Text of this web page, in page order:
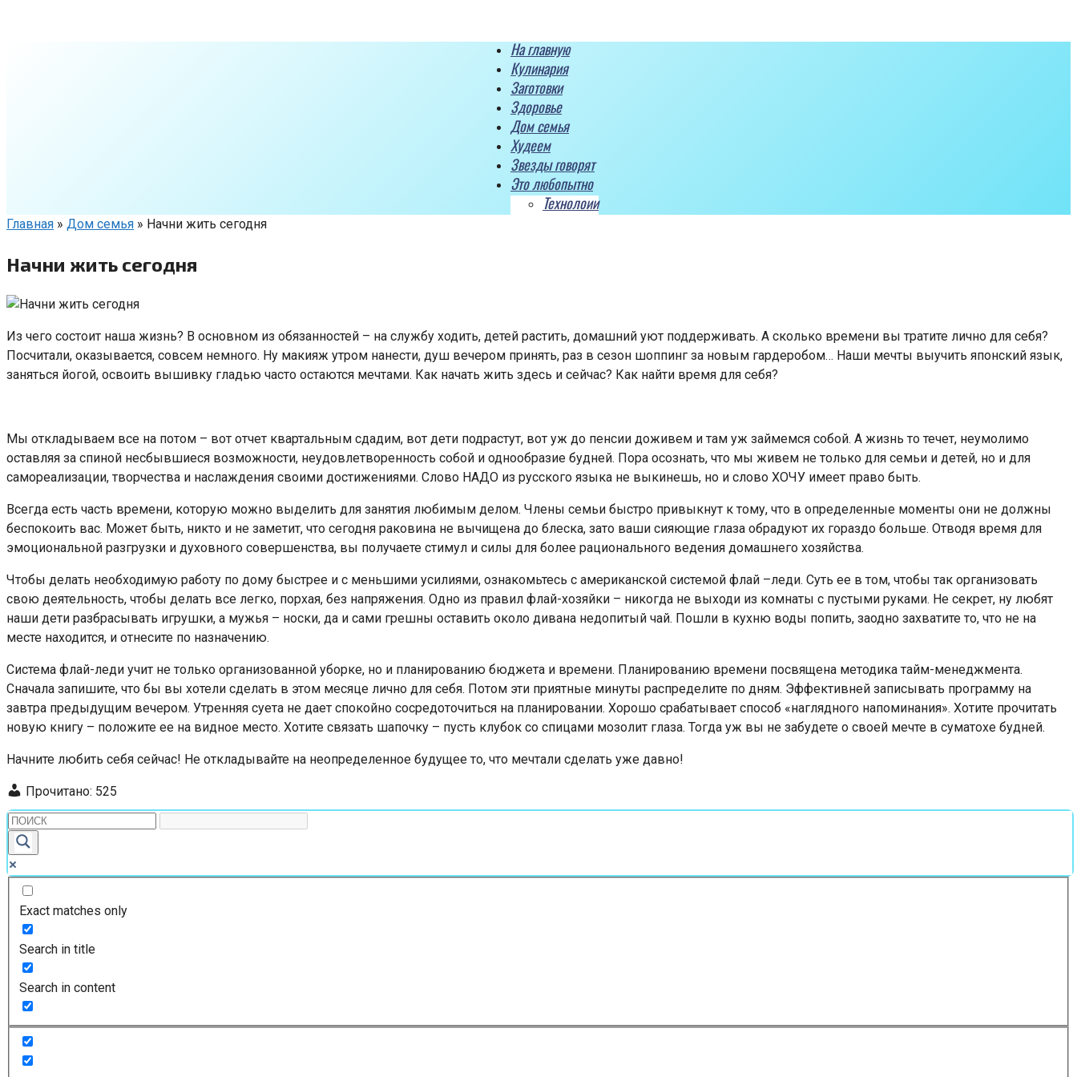
На главную
Кулинария
Заготовки
Здоровье
Дом семья
Худеем
Звезды говорят
Это любопытно
Технолоии
Главная » Дом семья » Начни жить сегодня
Начни жить сегодня
Из чего состоит наша жизнь? В основном из обязанностей – на службу ходить, детей растить, домашний уют поддерживать. А сколько времени вы тратите лично для себя?
Посчитали, оказывается, совсем немного. Ну макияж утром нанести, душ вечером принять, раз в сезон шоппинг за новым гардеробом… Наши мечты выучить японский язык,
заняться йогой, освоить вышивку гладью часто остаются мечтами. Как начать жить здесь и сейчас? Как найти время для себя?
Мы откладываем все на потом – вот отчет квартальным сдадим, вот дети подрастут, вот уж до пенсии доживем и там уж займемся собой. А жизнь то течет, неумолимо
оставляя за спиной несбывшиеся возможности, неудовлетворенность собой и однообразие будней. Пора осознать, что мы живем не только для семьи и детей, но и для
самореализации, творчества и наслаждения своими достижениями. Слово НАДО из русского языка не выкинешь, но и слово ХОЧУ имеет право быть.
Всегда есть часть времени, которую можно выделить для занятия любимым делом. Члены семьи быстро привыкнут к тому, что в определенные моменты они не должны
беспокоить вас. Может быть, никто и не заметит, что сегодня раковина не вычищена до блеска, зато ваши сияющие глаза обрадуют их гораздо больше. Отводя время для
эмоциональной разгрузки и духовного совершенства, вы получаете стимул и силы для более рационального ведения домашнего хозяйства.
Чтобы делать необходимую работу по дому быстрее и с меньшими усилиями, ознакомьтесь с американской системой флай –леди. Суть ее в том, чтобы так организовать
свою деятельность, чтобы делать все легко, порхая, без напряжения. Одно из правил флай-хозяйки – никогда не выходи из комнаты с пустыми руками. Не секрет, ну любят
наши дети разбрасывать игрушки, а мужья – носки, да и сами грешны оставить около дивана недопитый чай. Пошли в кухню воды попить, заодно захватите то, что не на
месте находится, и отнесите по назначению.
Система флай-леди учит не только организованной уборке, но и планированию бюджета и времени. Планированию времени посвящена методика тайм-менеджмента.
Сначала запишите, что бы вы хотели сделать в этом месяце лично для себя. Потом эти приятные минуты распределите по дням. Эффективней записывать программу на
завтра предыдущим вечером. Утренняя суета не дает спокойно сосредоточиться на планировании. Хорошо срабатывает способ «наглядного напоминания». Хотите прочитать
новую книгу – положите ее на видное место. Хотите связать шапочку – пусть клубок со спицами мозолит глаза. Тогда уж вы не забудете о своей мечте в суматохе будней.
Начните любить себя сейчас! Не откладывайте на неопределенное будущее то, что мечтали сделать уже давно!
Прочитано: 525
Exact matches only
Search in title
Search in content